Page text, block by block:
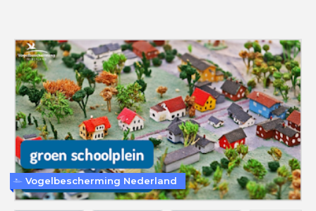
Vogelbescherming Nederland